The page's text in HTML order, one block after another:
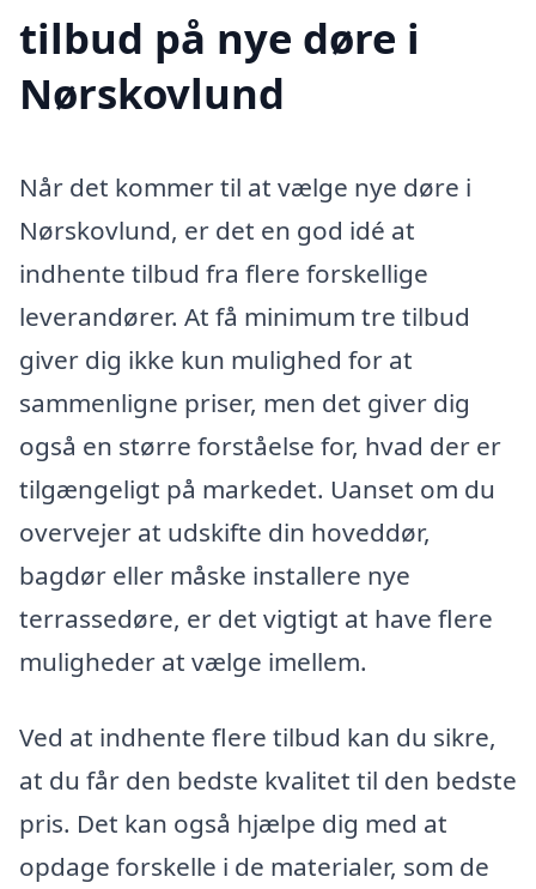
tilbud på nye døre i
Nørskovlund
Når det kommer til at vælge nye døre i
Nørskovlund, er det en god idé at
indhente tilbud fra flere forskellige
leverandører. At få minimum tre tilbud
giver dig ikke kun mulighed for at
sammenligne priser, men det giver dig
også en større forståelse for, hvad der er
tilgængeligt på markedet. Uanset om du
overvejer at udskifte din hoveddør,
bagdør eller måske installere nye
terrassedøre, er det vigtigt at have flere
muligheder at vælge imellem.
Ved at indhente flere tilbud kan du sikre,
at du får den bedste kvalitet til den bedste
pris. Det kan også hjælpe dig med at
opdage forskelle i de materialer, som de